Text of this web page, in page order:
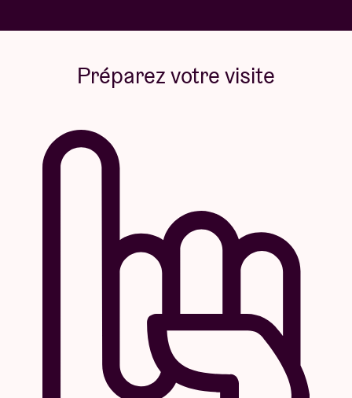
Préparez votre visite